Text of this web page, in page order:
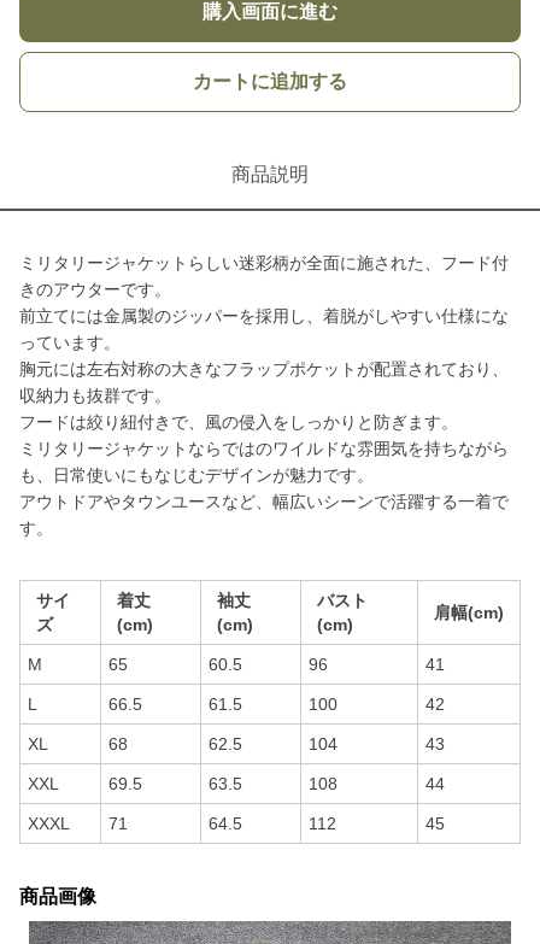
購入画面に進む
カートに追加する
商品説明
ミリタリージャケットらしい迷彩柄が全面に施された、フード付
きのアウターです。
前立てには金属製のジッパーを採用し、着脱がしやすい仕様にな
っています。
胸元には左右対称の大きなフラップポケットが配置されており、
収納力も抜群です。
フードは絞り紐付きで、風の侵入をしっかりと防ぎます。
ミリタリージャケットならではのワイルドな雰囲気を持ちながら
も、日常使いにもなじむデザインが魅力です。
アウトドアやタウンユースなど、幅広いシーンで活躍する一着で
す。
サイ
ズ
着丈
(cm)
袖丈
(cm)
バスト
(cm)
肩幅(cm)
M 65 60.5 96 41
L 66.5 61.5 100 42
XL 68 62.5 104 43
XXL 69.5 63.5 108 44
XXXL 71 64.5 112 45
商品画像